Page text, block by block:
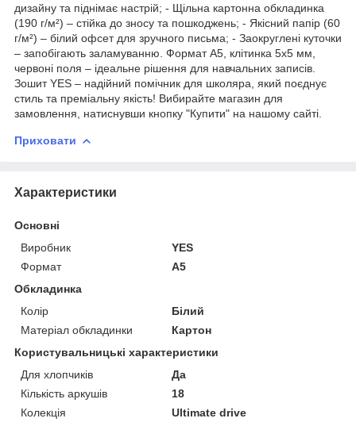
дизайну та піднімає настрій; - Щільна картонна обкладинка
(190 г/м²) – стійка до зносу та пошкоджень; - Якісний папір (60
г/м²) – білий офсет для зручного письма; - Заокруглені куточки
– запобігають заламуванню. Формат А5, клітинка 5х5 мм,
червоні поля – ідеальне рішення для навчальних записів.
Зошит YES – надійний помічник для школяра, який поєднує
стиль та преміальну якість! Вибирайте магазин для
замовлення, натиснувши кнопку "Купити" на нашому сайті.
Приховати
Характеристики
Основні
Виробник
YES
Формат
A5
Обкладинка
Колір
Білий
Матеріал обкладинки
Картон
Користувальницькі характеристики
Для хлопчиків
Да
Кількість аркушів
18
Колекція
Ultimate drive